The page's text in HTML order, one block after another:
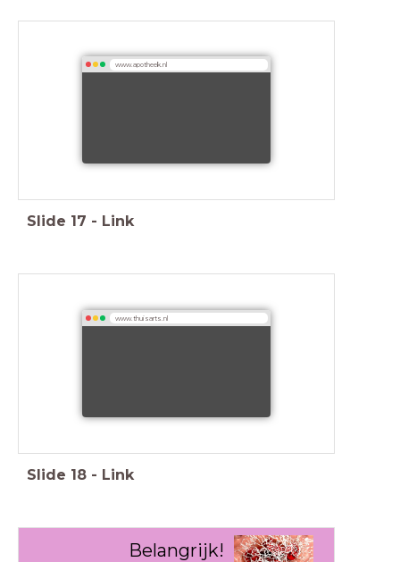
www.apotheek.nl
Slide 17 - Link
www.thuisarts.nl
Slide 18 - Link
Belangrijk!